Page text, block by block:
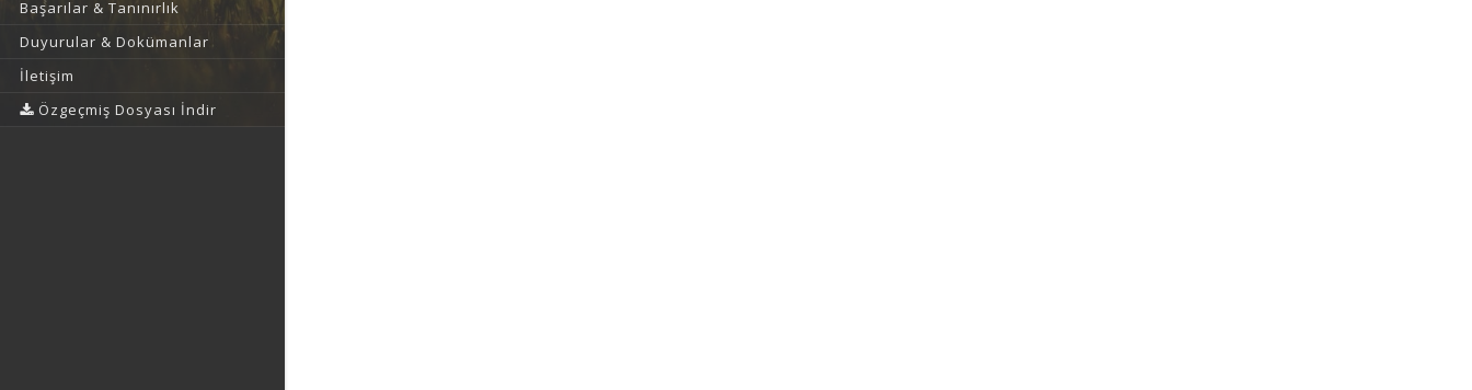
Başarılar & Tanınırlık
Duyurular & Dokümanlar
İletişim
Özgeçmiş Dosyası İndir